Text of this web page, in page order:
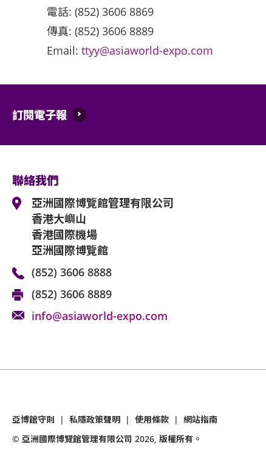
電話: (852) 3606 8869
傳真: (852) 3606 8889
Email: ttyy@asiaworld-expo.com
訂閱電子報
聯絡我們
亞洲國際博覽館管理有限公司
香港大嶼山
香港國際機場
亞洲國際博覽館
(852) 3606 8888
(852) 3606 8889
info@asiaworld-expo.com
亞博館守則 | 私隱政策聲明 | 使用條款 | 網站指南
© 亞洲國際博覽館管理有限公司 2026 , 版權所有。